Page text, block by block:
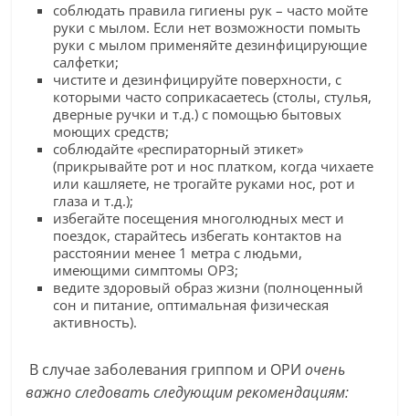
соблюдать правила гигиены рук – часто мойте
руки с мылом. Если нет возможности помыть
руки с мылом применяйте дезинфицирующие
салфетки;
чистите и дезинфицируйте поверхности, с
которыми часто соприкасаетесь (столы, стулья,
дверные ручки и т.д.) с помощью бытовых
моющих средств;
соблюдайте «респираторный этикет»
(прикрывайте рот и нос платком, когда чихаете
или кашляете, не трогайте руками нос, рот и
глаза и т.д.);
избегайте посещения многолюдных мест и
поездок, старайтесь избегать контактов на
расстоянии менее 1 метра с людьми,
имеющими симптомы ОРЗ;
ведите здоровый образ жизни (полноценный
сон и питание, оптимальная физическая
активность).
В случае заболевания гриппом и ОРИочень
важно следовать следующим рекомендациям: